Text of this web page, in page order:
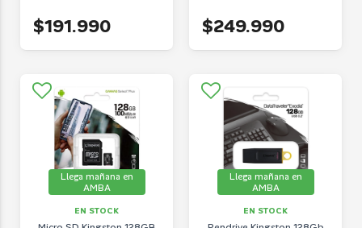
$191.990 $249.990
Llega mañana en
AMBA
EN STOCK
Llega mañana en
AMBA
EN STOCK